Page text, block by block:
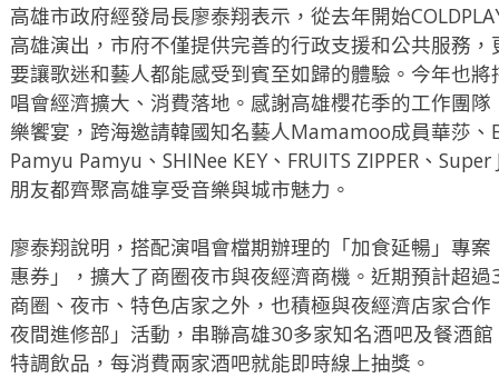
高雄市政府經發局長廖泰翔表示，從去年開始
高雄演出，市府不僅提供完善的行政支援和公共服務
要讓歌迷和藝人都能感受到賓至如歸的體驗。今年也
唱會經濟擴大、消費落地。感謝高雄櫻花季的工作團
樂饗宴，跨海邀請韓國知名藝人Mamamoo成員華莎、
Pamyu Pamyu、SHINee KEY、FRUITS ZIPPER、
朋友都齊聚高雄享受音樂與城市魅力。
廖泰翔說明，搭配演唱會檔期辦理的「加食延暢」專
惠券」，擴大了商圈夜市與夜經濟商機。近期預計超
商圈、夜市、特色店家之外，也積極與夜經濟店家合
夜間進修部」活動，串聯高雄30多家知名酒吧及餐酒
特調飲品，每消費兩家酒吧就能即時線上抽獎。